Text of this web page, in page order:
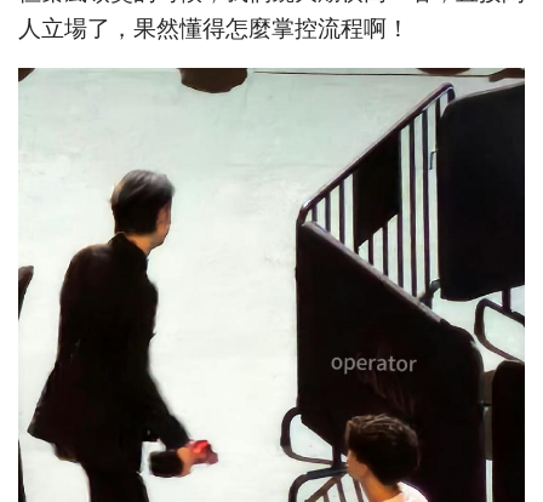
人立場了，果然懂得怎麼掌控流程啊！